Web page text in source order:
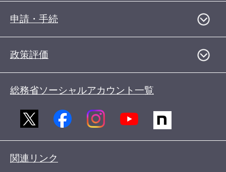
申請・手続
政策評価
総務省ソーシャルアカウント一覧
関連リンク